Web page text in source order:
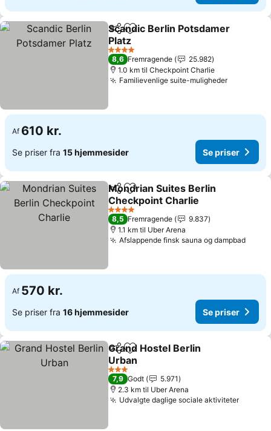
Del Føj til favoritter
Scandic Berlin Potsdamer
Platz
4 Stjerner
8,6 Fremragende
25.982
1.0 km til Checkpoint Charlie
Familievenlige suite-muligheder
Af 610 kr.
Se priser fra 15 hjemmesider Se priser
Del Føj til favoritter
Mondrian Suites Berlin
Checkpoint Charlie
4 Stjerner
8,5 Fremragende
9.837
1.1 km til Uber Arena
Afslappende finsk sauna og dampbad
Af 570 kr.
Se priser fra 16 hjemmesider Se priser
Del Føj til favoritter
Grand Hostel Berlin
Urban
3 Stjerner
7,9 Godt
5.971
2.3 km til Uber Arena
Udvalgte daglige sociale aktiviteter